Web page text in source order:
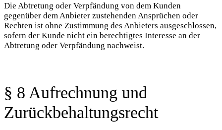
Die Abtretung oder Verpfändung von dem Kunden
gegenüber dem Anbieter zustehenden Ansprüchen oder
Rechten ist ohne Zustimmung des Anbieters ausgeschlossen,
sofern der Kunde nicht ein berechtigtes Interesse an der
Abtretung oder Verpfändung nachweist.
§ 8 Aufrechnung und
Zurückbehaltungsrecht